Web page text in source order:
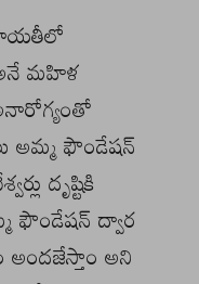
మహిళ
అమ్మ ఫౌండేషన్
దృష్టికి
ఫౌండేషన్ ద్వార
అని